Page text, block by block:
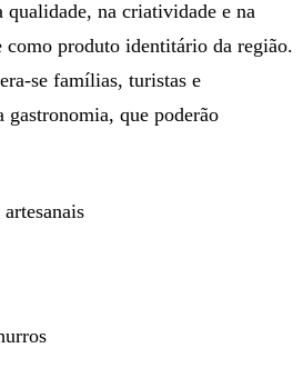
qualidade, na criatividade e na
como produto identitário da região.
se famílias, turistas e
gastronomia, que poderão